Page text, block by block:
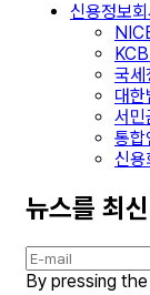
신용정보
국세
대
서민
통합
신용
뉴스를 최
By pressing